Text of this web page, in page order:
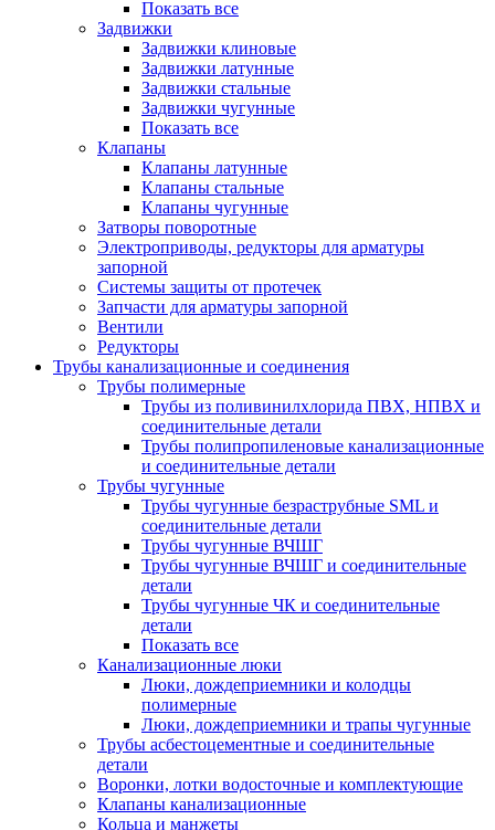
Показать все
Задвижки
Задвижки клиновые
Задвижки латунные
Задвижки стальные
Задвижки чугунные
Показать все
Клапаны
Клапаны латунные
Клапаны стальные
Клапаны чугунные
Затворы поворотные
Электроприводы, редукторы для арматуры
запорной
Системы защиты от протечек
Запчасти для арматуры запорной
Вентили
Редукторы
Трубы канализационные и соединения
Трубы полимерные
Трубы из поливинилхлорида ПВХ, НПВХ и
соединительные детали
Трубы полипропиленовые канализационные
и соединительные детали
Трубы чугунные
Трубы чугунные безраструбные SML и
соединительные детали
Трубы чугунные ВЧШГ
Трубы чугунные ВЧШГ и соединительные
детали
Трубы чугунные ЧК и соединительные
детали
Показать все
Канализационные люки
Люки, дождеприемники и колодцы
полимерные
Люки, дождеприемники и трапы чугунные
Трубы асбестоцементные и соединительные
детали
Воронки, лотки водосточные и комплектующие
Клапаны канализационные
Кольца и манжеты